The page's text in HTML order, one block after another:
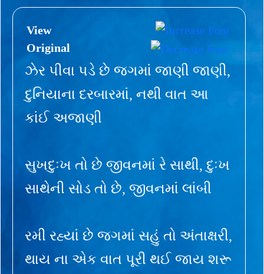
View
Original
ઝેર પીવા પડે છે જગમાં જાણી જાણી,
દુનિયાના દરબારમાં, નથી વાત આ
કાંઈ અજાણી
સુખદુઃખ તો છે જીવનમાં રે સાથી, દુઃખ
સાથેની સોડ તો છે, જીવનમાં લાંબી
રમી રહ્યાં છે જગમાં સહું તો અંતાક્ષરી,
થાય ના એક વાત પૂરી થઈ જાય શરૂ